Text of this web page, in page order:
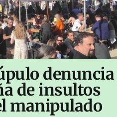
denuncia
de insultos
manipulado